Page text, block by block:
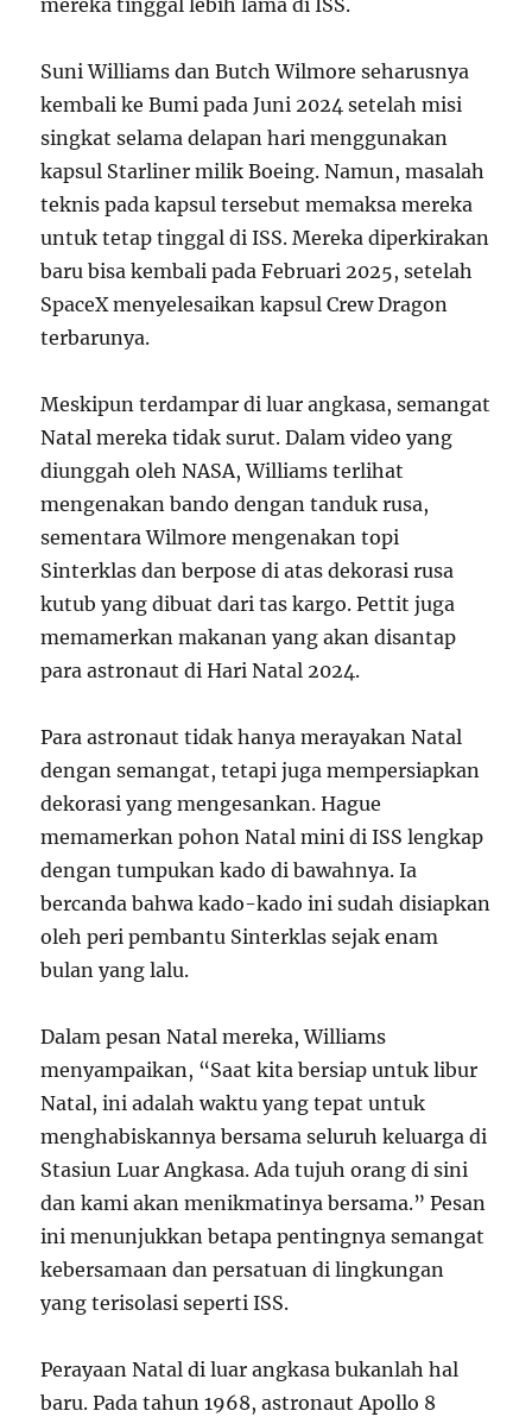
mereka tinggal lebih lama di ISS.
Suni Williams dan Butch Wilmore seharusnya
kembali ke Bumi pada Juni 2024 setelah misi
singkat selama delapan hari menggunakan
kapsul Starliner milik Boeing. Namun, masalah
teknis pada kapsul tersebut memaksa mereka
untuk tetap tinggal di ISS. Mereka diperkirakan
baru bisa kembali pada Februari 2025, setelah
SpaceX menyelesaikan kapsul Crew Dragon
terbarunya.
Meskipun terdampar di luar angkasa, semangat
Natal mereka tidak surut. Dalam video yang
diunggah oleh NASA, Williams terlihat
mengenakan bando dengan tanduk rusa,
sementara Wilmore mengenakan topi
Sinterklas dan berpose di atas dekorasi rusa
kutub yang dibuat dari tas kargo. Pettit juga
memamerkan makanan yang akan disantap
para astronaut di Hari Natal 2024.
Para astronaut tidak hanya merayakan Natal
dengan semangat, tetapi juga mempersiapkan
dekorasi yang mengesankan. Hague
memamerkan pohon Natal mini di ISS lengkap
dengan tumpukan kado di bawahnya. Ia
bercanda bahwa kado-kado ini sudah disiapkan
oleh peri pembantu Sinterklas sejak enam
bulan yang lalu.
Dalam pesan Natal mereka, Williams
menyampaikan, “Saat kita bersiap untuk libur
Natal, ini adalah waktu yang tepat untuk
menghabiskannya bersama seluruh keluarga di
Stasiun Luar Angkasa. Ada tujuh orang di sini
dan kami akan menikmatinya bersama.” Pesan
ini menunjukkan betapa pentingnya semangat
kebersamaan dan persatuan di lingkungan
yang terisolasi seperti ISS.
Perayaan Natal di luar angkasa bukanlah hal
baru. Pada tahun 1968, astronaut Apollo 8